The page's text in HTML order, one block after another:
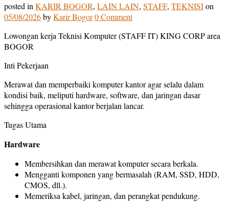
posted inKARIR BOGOR, LAIN LAIN, STAFF, TEKNISIon
05/08/2026byKarir Bogor0 Comment
Lowongan kerja Teknisi Komputer (STAFF IT) KING CORP area
BOGOR
Inti Pekerjaan
Merawat dan memperbaiki komputer kantor agar selalu dalam
kondisi baik, meliputi hardware, software, dan jaringan dasar
sehingga operasional kantor berjalan lancar.
Tugas Utama
Hardware
Membersihkan dan merawat komputer secara berkala.
Mengganti komponen yang bermasalah (RAM, SSD, HDD,
CMOS, dll.).
Memeriksa kabel, jaringan, dan perangkat pendukung.